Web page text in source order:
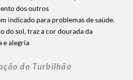
dos outros
indicado para problemas de saúde.
do sol, traz a cor dourada da
e alegria
do Turbilhão